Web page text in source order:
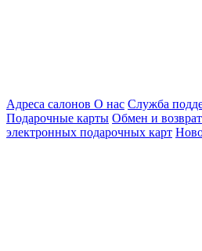
Адреса салонов О нас Служба
Подарочные карты Обмен и возврат
электронных подарочных карт